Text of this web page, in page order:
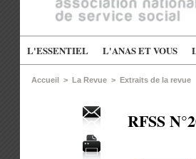
L'ESSENTIEL L'ANAS ET VOUS
Accueil > La Revue > Extraits de la revue
RFSS